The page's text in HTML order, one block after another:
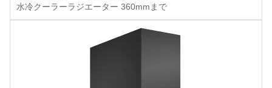
水冷クーラーラジエーター 360mmまで